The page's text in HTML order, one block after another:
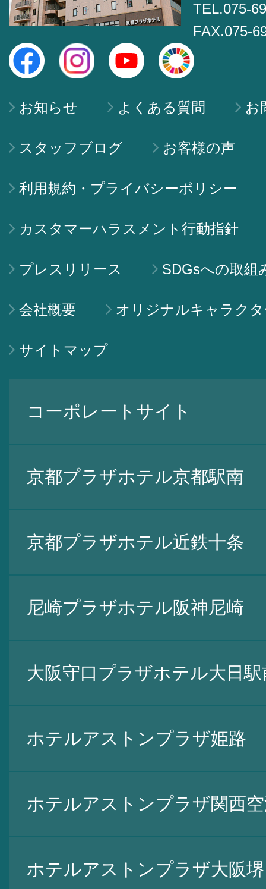
TEL.075-
FAX.075-
お知らせ よくある質問 お
スタッフブログ お客様の声
利用規約・プライバシーポリシー
カスタマーハラスメント行動指針
プレスリリース SDGsへの取組
会社概要 オリジナルキャラク
サイトマップ
コーポレートサイト
京都プラザホテル京都駅南
京都プラザホテル近鉄十条
尼崎プラザホテル阪神尼崎
大阪守口プラザホテル大日駅
ホテルアストンプラザ姫路
ホテルアストンプラザ関西
ホテルアストンプラザ大阪堺